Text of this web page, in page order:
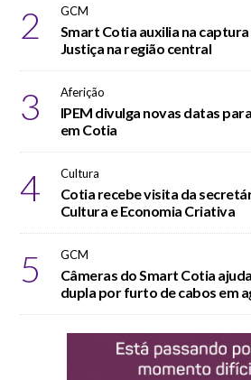
2 GCM
Smart Cotia auxilia na
Justiça na região central
3 Aferição
IPEM divulga novas datas
em Cotia
4 Cultura
Cotia recebe visita da
Cultura e Economia Criativa
5 GCM
Câmeras do Smart Cotia
dupla por furto de cabos em